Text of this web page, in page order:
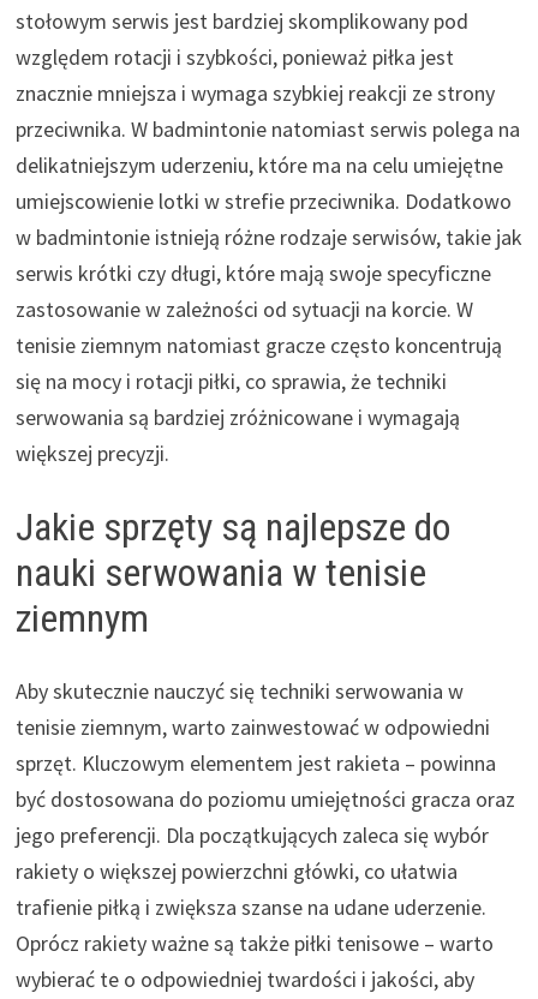
stołowym serwis jest bardziej skomplikowany pod
względem rotacji i szybkości, ponieważ piłka jest
znacznie mniejsza i wymaga szybkiej reakcji ze strony
przeciwnika. W badmintonie natomiast serwis polega na
delikatniejszym uderzeniu, które ma na celu umiejętne
umiejscowienie lotki w strefie przeciwnika. Dodatkowo
w badmintonie istnieją różne rodzaje serwisów, takie jak
serwis krótki czy długi, które mają swoje specyficzne
zastosowanie w zależności od sytuacji na korcie. W
tenisie ziemnym natomiast gracze często koncentrują
się na mocy i rotacji piłki, co sprawia, że techniki
serwowania są bardziej zróżnicowane i wymagają
większej precyzji.
Jakie sprzęty są najlepsze do
nauki serwowania w tenisie
ziemnym
Aby skutecznie nauczyć się techniki serwowania w
tenisie ziemnym, warto zainwestować w odpowiedni
sprzęt. Kluczowym elementem jest rakieta – powinna
być dostosowana do poziomu umiejętności gracza oraz
jego preferencji. Dla początkujących zaleca się wybór
rakiety o większej powierzchni główki, co ułatwia
trafienie piłką i zwiększa szanse na udane uderzenie.
Oprócz rakiety ważne są także piłki tenisowe – warto
wybierać te o odpowiedniej twardości i jakości, aby